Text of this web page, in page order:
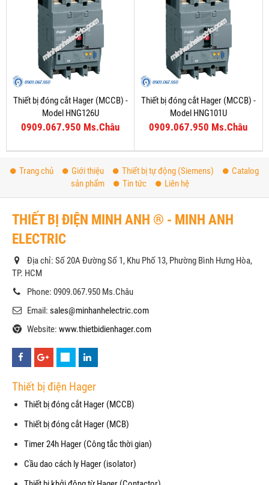
Thiết bị đóng cắt Hager (MCCB) -
Model HNG126U
0909.067.950 Ms.Châu
Thiết bị đóng cắt Hager (MCCB) -
Model HNG101U
0909.067.950 Ms.Châu
Trang chủ Giới thiệu Thiết bị tự động (Siemens)
Catalog
sản phẩm
Tin tức Liên hệ
THIẾT BỊ ĐIỆN MINH ANH ® - MINH ANH
ELECTRIC
Địa chỉ: Số 20A Đường Số 1, Khu Phố 13, Phường Bình Hưng Hòa,
TP. HCM
Phone: 0909.067.950 Ms.Châu
Email: sales@minhanhelectric.com
Website: www.thietbidienhager.com
Thiết bị điện Hager
Thiết bị đóng cắt Hager (MCCB)
Thiết bị đóng cắt Hager (MCB)
Timer 24h Hager (Công tắc thời gian)
Cầu dao cách ly Hager (isolator)